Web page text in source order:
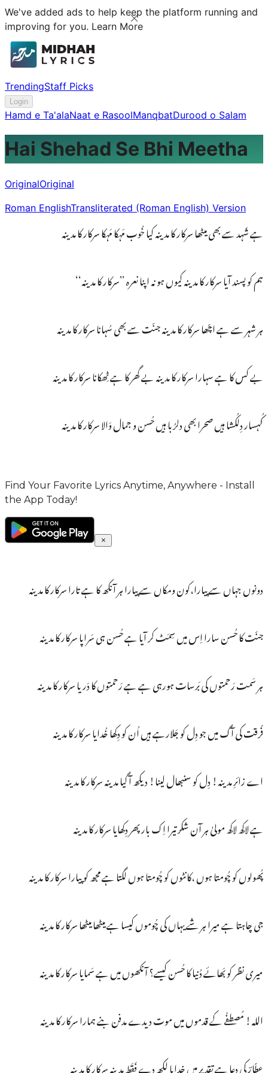
We've added ads to help keep the platform running and
improving for you. Learn More
TrendingStaff Picks
Login
Hamd e Ta'alaNaat e RasoolManqbatDurood o Salam
Hai Shehad Se Bhi Meetha
OriginalOriginal
Roman EnglishTransliterated (Roman English) Version
ہے شَہد سے بھی میٹھا سرکار کا مدینہ کیا خُوب مَہکا مَہکا سرکار کا مدینہ
ہم کو پسند آیا سرکار کا مدینہ کیوں ہو نہ اپنا نعرہ ’’سرکار کا مدینہ‘‘
ہر شہر سے ہے اچّھا سرکار کا مدینہ جنّت سے بھی سُہانا سرکار کا مدینہ
بے کس کا ہے سہارا سرکار کا مدینہ بے گھر کا ہے ٹِھکانا سرکار کا مدینہ
کُہسار دِلکُشا ہیں صحرا بھی دلرُبا ہیں حُسن و جمال وَالا سرکار کا مدینہ
Find Your Favorite Lyrics Anytime, Anywhere - Install
the App Today!
دونوں جہاں سے پیارا،کون ومکاں سے پیارا ہر آنکھ کا ہے تارا سرکار کا مدینہ
جنّت کا حُسن سارا اِس میں سِمَٹ کر آیا ہے حُسن ہی سَراپا سرکار کا مدینہ
ہر سَمت رَحمتوں کی بَرسات ہورہی ہے ہے رَحمتوں کا دَریا سرکار کا مدینہ
فُرقت کی آگ میں جو دِل کو جَلارہے ہیں اُن کو دِکھا خُدایا سرکار کا مدینہ
اے زائرِ مدینہ! دِل کو سنبھال لینا! دیکھ آ گیا مدینہ سرکار کا مدینہ
ہے لاکھ لاکھ مولیٰ ہر آن شکر تیرا اِک بار پھر دِکھایا سرکار کا مدینہ
پُھولوں کو چُومتا ہوں ،کانٹوں کو چُومتا ہوں لگتا ہے مجھ کو پیارا سرکار کا مدینہ
جی چاہتا ہے میرا ہر شے یہاں کی چُوموں کیسا ہے میٹھا میٹھا سرکار کا مدینہ
میری نظر کو بَھائے دُنیا کا حُسن کیسے؟ آنکھوں میں ہے سَمایا سرکار کا مدینہ
اللہ! مُصطفٰے کے قدموں میں موت دیدے مدفن بنے ہمارا سرکار کا مدینہ
عطّارؔ کی دعا ہے تقدیر میں خدایا لکھ دے فَقَط مدینہ سرکار کا مدینہ